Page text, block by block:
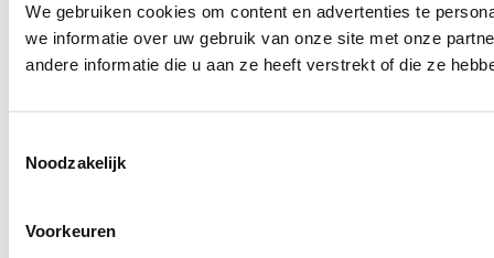
We gebruiken cookies om content en advertenties te
we informatie over uw gebruik van onze site met onze
andere informatie die u aan ze heeft verstrekt of die ze
Noodzakelijk
Voorkeuren